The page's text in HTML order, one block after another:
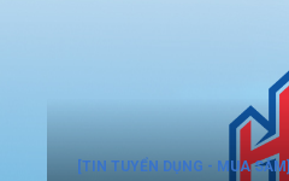
[TIN TUYỂN DỤNG - MUA SẮM]